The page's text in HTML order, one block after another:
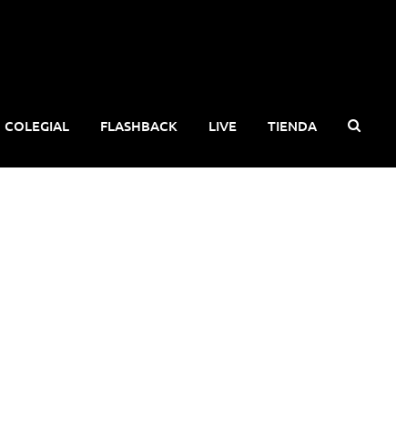
COLEGIAL FLASHBACK LIVE TIENDA